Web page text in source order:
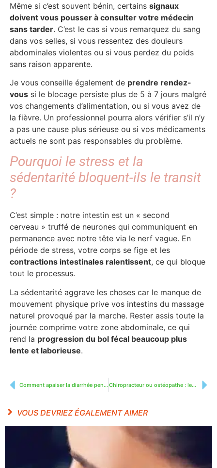
Même si c’est souvent bénin, certains signaux
doivent vous pousser à consulter votre médecin
sans tarder. C’est le cas si vous remarquez du sang
dans vos selles, si vous ressentez des douleurs
abdominales violentes ou si vous perdez du poids
sans raison apparente.
Je vous conseille également de prendre rendez-
vous si le blocage persiste plus de 5 à 7 jours malgré
vos changements d’alimentation, ou si vous avez de
la fièvre. Un professionnel pourra alors vérifier s’il n’y
a pas une cause plus sérieuse ou si vos médicaments
actuels ne sont pas responsables du problème.
Pourquoi le stress et la
sédentarité bloquent-ils le transit
?
C’est simple : notre intestin est un « second
cerveau » truffé de neurones qui communiquent en
permanence avec notre tête via le nerf vague. En
période de stress, votre corps se fige et les
contractions intestinales ralentissent, ce qui bloque
tout le processus.
La sédentarité aggrave les choses car le manque de
mouvement physique prive vos intestins du massage
naturel provoqué par la marche. Rester assis toute la
journée comprime votre zone abdominale, ce qui
rend la progression du bol fécal beaucoup plus
lente et laborieuse.
Comment apaiser la diarrhée pendant la grossesse naturellement Chiropracteur ou ostéopathe : lequel choisir selon mes symptômes ?
VOUS DEVRIEZ ÉGALEMENT AIMER